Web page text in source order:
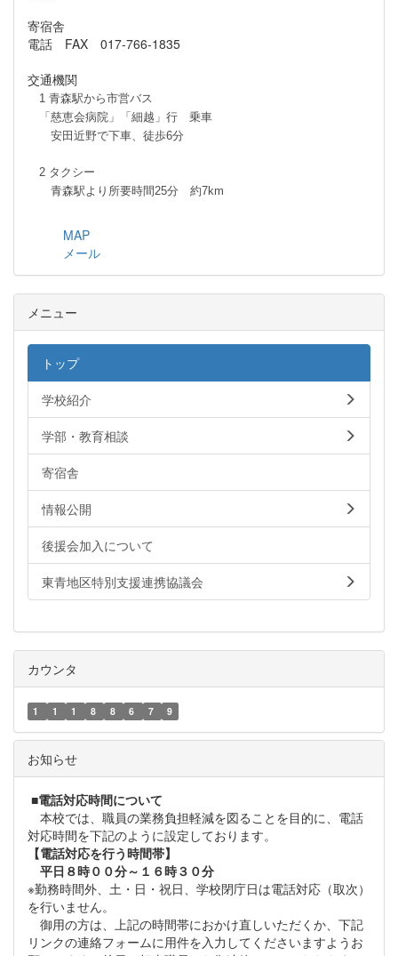
寄宿舎
電話 FAX 017-766-1835
交通機関
1 青森駅から市営バス
「慈恵会病院」「細越」行 乗車
安田近野で下車、徒歩6分
2 タクシー
青森駅より所要時間25分 約7km
MAP
メール
メニュー
トップ
学校紹介
学部・教育相談
寄宿舎
情報公開
後援会加入について
東青地区特別支援連携協議会
カウンタ
1 1 1 8 8 6 7 9
お知らせ
■電話対応時間について
本校では、職員の業務負担軽減を図ることを目的に、電話
対応時間を下記のように設定しております。
【電話対応を行う時間帯】
平日８時００分～１６時３０分
※勤務時間外、土・日・祝日、学校閉庁日は電話対応（取次）
を行いません。
御用の方は、上記の時間帯におかけ直しいただくか、下記
リンクの連絡フォームに用件を入力してくださいますようお